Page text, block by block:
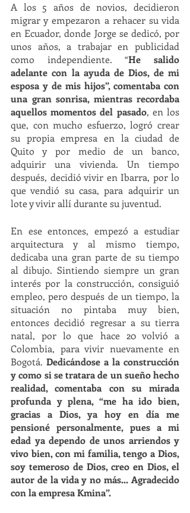
A los 5 años de novios, decidieron
migrar y empezaron a rehacer su vida
en Ecuador, donde Jorge se dedicó, por
unos años, a trabajar en publicidad
como independiente. “He salido
adelante con la ayuda de Dios, de mi
esposa y de mis hijos”, comentaba con
una gran sonrisa, mientras recordaba
aquellos momentos del pasado, en los
que, con mucho esfuerzo, logró crear
su propia empresa en la ciudad de
Quito y por medio de un banco,
adquirir una vivienda. Un tiempo
después, decidió vivir en Ibarra, por lo
que vendió su casa, para adquirir un
lote y vivir allí durante su juventud.
En ese entonces, empezó a estudiar
arquitectura y al mismo tiempo,
dedicaba una gran parte de su tiempo
al dibujo. Sintiendo siempre un gran
interés por la construcción, consiguió
empleo, pero después de un tiempo, la
situación no pintaba muy bien,
entonces decidió regresar a su tierra
natal, por lo que hace 20 volvió a
Colombia, para vivir nuevamente en
Bogotá. Dedicándose a la construcción
y como si se tratara de un sueño hecho
realidad, comentaba con su mirada
profunda y plena, “me ha ido bien,
gracias a Dios, ya hoy en día me
pensioné personalmente, pues a mi
edad ya dependo de unos arriendos y
vivo bien, con mi familia, tengo a Dios,
soy temeroso de Dios, creo en Dios, el
autor de la vida y no más... Agradecido
con la empresa Kmina”.